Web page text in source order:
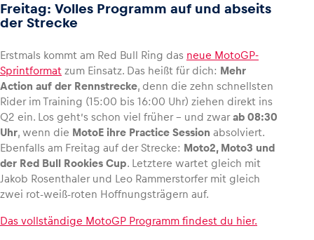
Freitag: Volles Programm auf und abseits
der Strecke
Erstmals kommt am Red Bull Ring das neue MotoGP-
Sprintformat zum Einsatz. Das heißt für dich: Mehr
Action auf der Rennstrecke, denn die zehn schnellsten
Rider im Training (15:00 bis 16:00 Uhr) ziehen direkt ins
Q2 ein. Los geht’s schon viel früher – und zwarab 08:30
Uhr, wenn die MotoE ihre Practice Session absolviert.
Ebenfalls am Freitag auf der Strecke: Moto2, Moto3 und
der Red Bull Rookies Cup. Letztere wartet gleich mit
Jakob Rosenthaler und Leo Rammerstorfer mit gleich
zwei rot-weiß-roten Hoffnungsträgern auf.
Das vollständige MotoGP Programm findest du hier.